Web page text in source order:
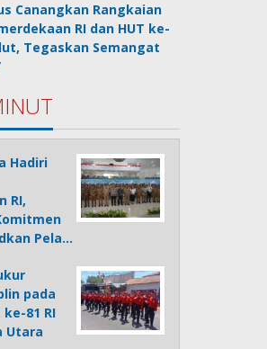
Canangkan Rangkaian
RI dan HUT ke-
Tegaskan Semangat
Hadiri
RI,
Pela…
pada
ke-81 RI
Utara